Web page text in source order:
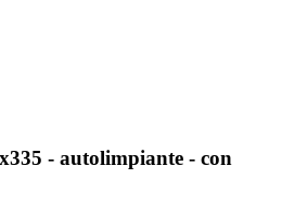
- autolimpiante - con